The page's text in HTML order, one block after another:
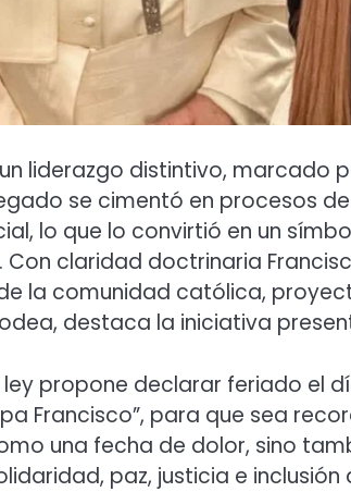
liderazgo distintivo, marcado
se cimentó en procesos
lo que lo convirtió en un
claridad doctrinaria
la comunidad católica,
destaca la iniciativa
propone declarar feriado el
Francisco”, para que sea
una fecha de dolor, sino
paz, justicia e inclusión